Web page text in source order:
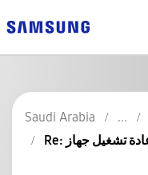
Saudi Arabia